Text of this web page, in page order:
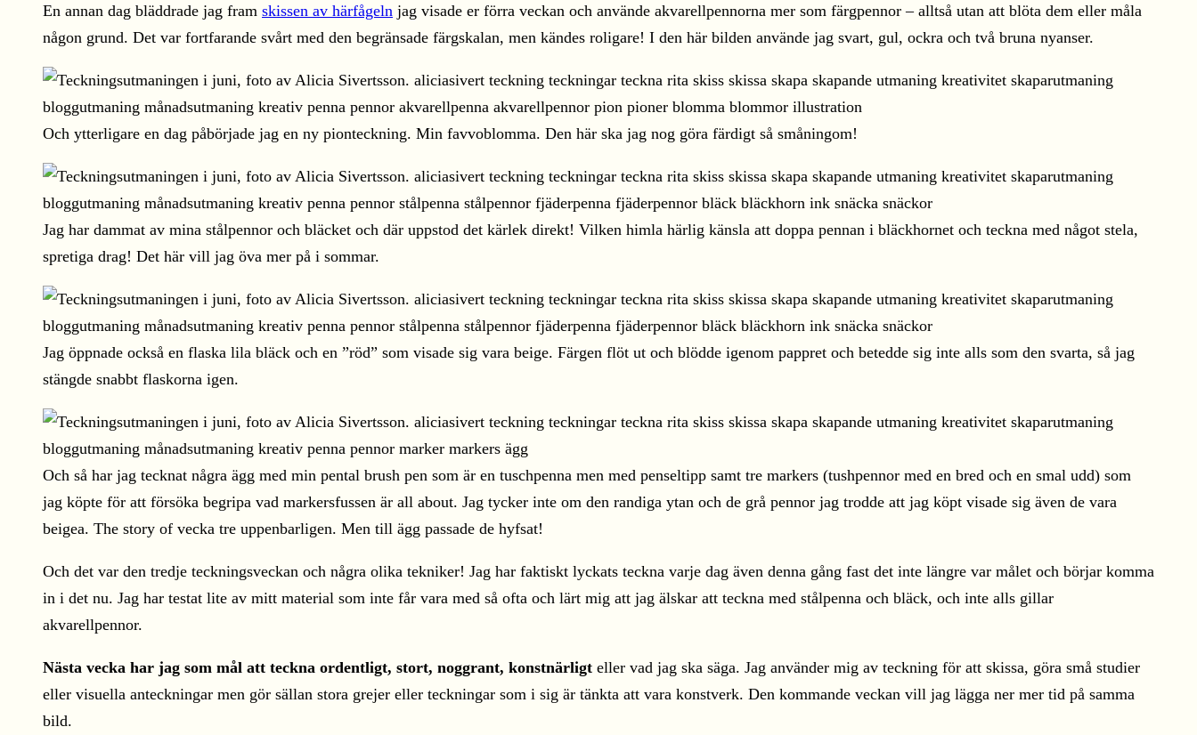
En annan dag bläddrade jag fram skissen av härfågeln jag visade er förra veckan och använde akvarellpennorna mer som färgpennor – alltså utan att blöta dem eller måla
någon grund. Det var fortfarande svårt med den begränsade färgskalan, men kändes roligare! I den här bilden använde jag svart, gul, ockra och två bruna nyanser.
Och ytterligare en dag påbörjade jag en ny pionteckning. Min favvoblomma. Den här ska jag nog göra färdigt så småningom!
Jag har dammat av mina stålpennor och bläcket och där uppstod det kärlek direkt! Vilken himla härlig känsla att doppa pennan i bläckhornet och teckna med något stela,
spretiga drag! Det här vill jag öva mer på i sommar.
Jag öppnade också en flaska lila bläck och en ”röd” som visade sig vara beige. Färgen flöt ut och blödde igenom pappret och betedde sig inte alls som den svarta, så jag
stängde snabbt flaskorna igen.
Och så har jag tecknat några ägg med min pental brush pen som är en tuschpenna men med penseltipp samt tre markers (tushpennor med en bred och en smal udd) som
jag köpte för att försöka begripa vad markersfussen är all about. Jag tycker inte om den randiga ytan och de grå pennor jag trodde att jag köpt visade sig även de vara
beigea. The story of vecka tre uppenbarligen. Men till ägg passade de hyfsat!
Och det var den tredje teckningsveckan och några olika tekniker! Jag har faktiskt lyckats teckna varje dag även denna gång fast det inte längre var målet och börjar komma
in i det nu. Jag har testat lite av mitt material som inte får vara med så ofta och lärt mig att jag älskar att teckna med stålpenna och bläck, och inte alls gillar
akvarellpennor.
Nästa vecka har jag som mål att teckna ordentligt, stort, noggrant, konstnärligt eller vad jag ska säga. Jag använder mig av teckning för att skissa, göra små studier
eller visuella anteckningar men gör sällan stora grejer eller teckningar som i sig är tänkta att vara konstverk. Den kommande veckan vill jag lägga ner mer tid på samma
bild.